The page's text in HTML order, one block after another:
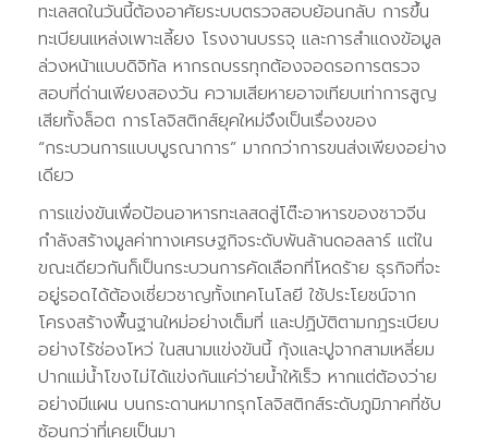
ทะเลสดในวันนี้ต้องอาศัยระบบตรวจสอบย้อนกลับ การขึ้น
ทะเบียนแหล่งเพาะเลี้ยง โรงงานบรรจุ และการสำแดงข้อมูล
ล่วงหน้าแบบดิจิทัล หากรถบรรทุกต้องจอดรอการตรวจ
สอบที่ด่านเพียงสองวัน ความเสียหายอาจเทียบเท่าการสูญ
เสียทั้งล็อต การโลจิสติกส์ยุคใหม่จึงเป็นเรื่องของ
“กระบวนการแบบบูรณาการ” มากกว่าการขนส่งเพียงอย่าง
เดียว
การแข่งขันเพื่อป้อนอาหารทะเลสดสู่โต๊ะอาหารของชาวจีน
กำลังสร้างมูลค่าทางเศรษฐกิจระดับพันล้านดอลลาร์ แต่ใน
ขณะเดียวกันก็เป็นกระบวนการคัดเลือกที่โหดร้าย ธุรกิจที่จะ
อยู่รอดได้ต้องเชี่ยวชาญทั้งเทคโนโลยี ใช้ประโยชน์จาก
โครงสร้างพื้นฐานใหม่อย่างเต็มที่ และปฏิบัติตามกฎระเบียบ
อย่างไร้ช่องโหว่ ในสนามแข่งขันนี้ กุ้งและปูจากสามเหลี่ยม
ปากแม่น้ำโขงไม่ได้แข่งกันแค่ว่ายน้ำให้เร็ว หากแต่ต้องว่าย
อย่างมีแผน บนกระดานหมากรุกโลจิสติกส์ระดับภูมิภาคที่ซับ
ซ้อนกว่าที่เคยเป็นมา